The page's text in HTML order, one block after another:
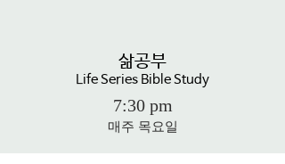
삶공부
Life Series Bible Study
7:30pm
매주 목요일